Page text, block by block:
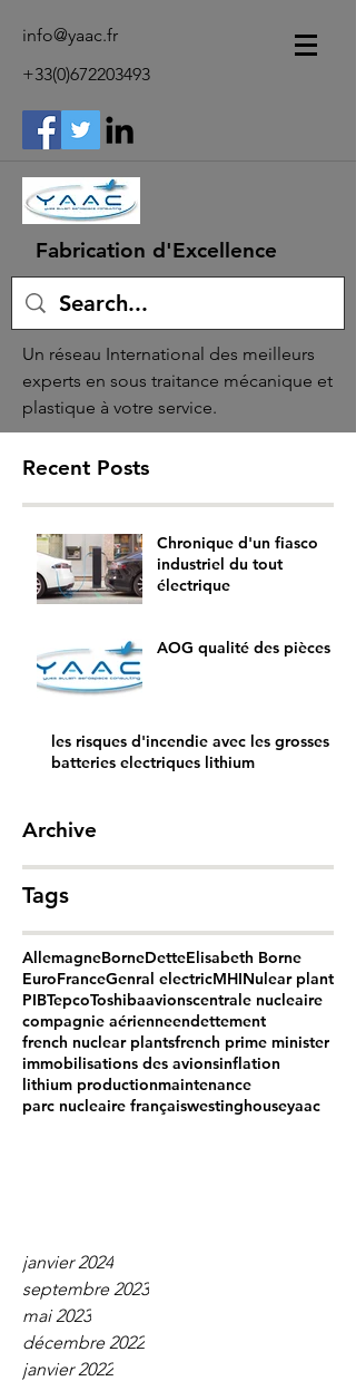
info@yaac.fr
+33(0)672203493
Fabrication d'Excellence
Un réseau International des meilleurs
experts en sous traitance mécanique et
plastique à votre service.
Recent Posts
Chronique d'un fiasco
industriel du tout
électrique
AOG qualité des pièces
les risques d'incendie avec les grosses
batteries electriques lithium
Archive
Tags
AllemagneBorneDetteElisabeth Borne
EuroFranceGenral electricMHINulear plant
PIBTepcoToshibaavionscentrale nucleaire
compagnie aérienneendettement
french nuclear plantsfrench prime minister
immobilisations des avionsinflation
lithium productionmaintenance
parc nucleaire françaiswestinghouseyaac
janvier 2024
septembre 2023
mai 2023
décembre 2022
janvier 2022